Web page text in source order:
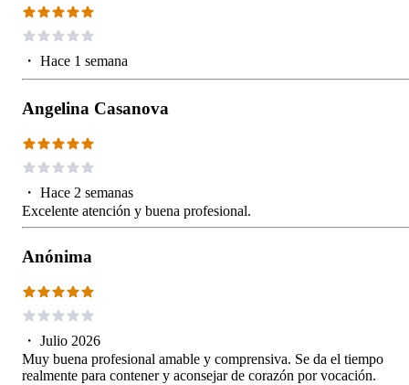
・ Hace 1 semana
Angelina Casanova
・ Hace 2 semanas
Excelente atención y buena profesional.
Anónima
・ Julio 2026
Muy buena profesional amable y comprensiva. Se da el tiempo
realmente para contener y aconsejar de corazón por vocación.